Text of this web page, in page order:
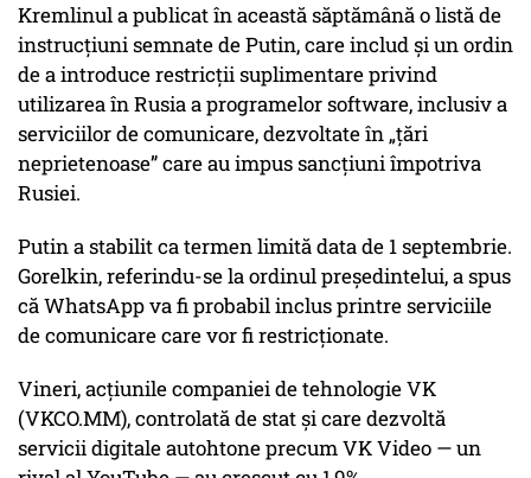
Kremlinul a publicat în această săptămână o listă de
instrucțiuni semnate de Putin, care includ și un ordin
de a introduce restricții suplimentare privind
utilizarea în Rusia a programelor software, inclusiv a
serviciilor de comunicare, dezvoltate în „țări
neprietenoase” care au impus sancțiuni împotriva
Rusiei.
Putin a stabilit ca termen limită data de 1 septembrie.
Gorelkin, referindu-se la ordinul președintelui, a spus
că WhatsApp va fi probabil inclus printre serviciile
de comunicare care vor fi restricționate.
Vineri, acțiunile companiei de tehnologie VK
(VKCO.MM), controlată de stat și care dezvoltă
servicii digitale autohtone precum VK Video — un